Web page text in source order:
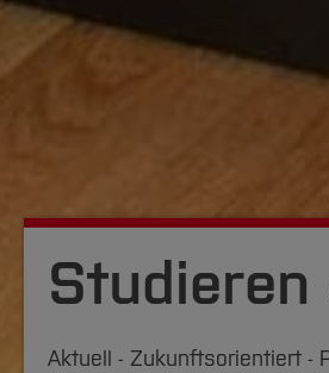
Aktuell - Zukunftsorientiert -